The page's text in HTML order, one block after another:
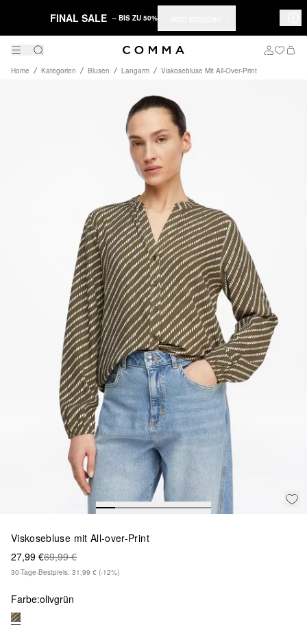
FINAL SALE – BIS ZU 50%
Home Kategorien Blusen Langarm Viskosebluse Mit All-Over-Print
Viskosebluse mit All-over-Print
27,99 €69,99 €
30-Tage-Bestpreis: 31,99 € (-12%)
Farbe:olivgrün